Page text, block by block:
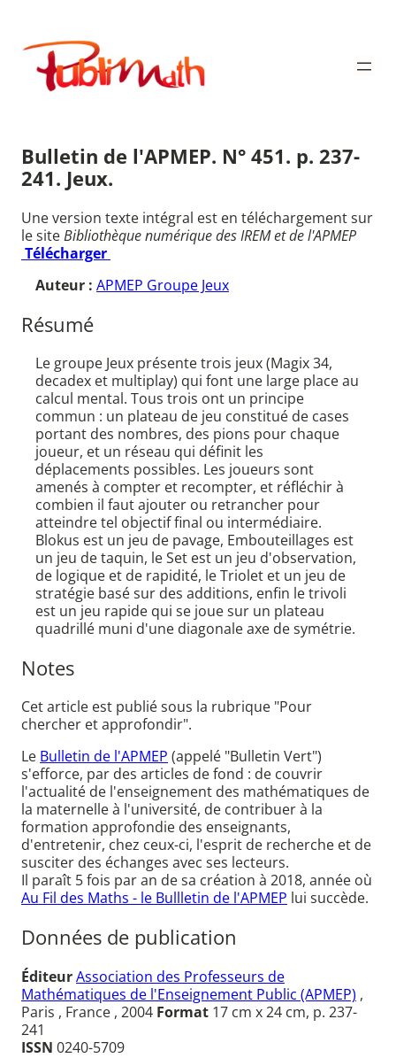
contenu
Publimath
Bulletin de l'APMEP. N° 451. p. 237-
241. Jeux.
Une version texte intégral est en téléchargement sur
le siteBibliothèque numérique des IREM et de l'APMEP
Télécharger
Auteur : APMEP Groupe Jeux
Résumé
Le groupe Jeux présente trois jeux (Magix 34,
decadex et multiplay) qui font une large place au
calcul mental. Tous trois ont un principe
commun : un plateau de jeu constitué de cases
portant des nombres, des pions pour chaque
joueur, et un réseau qui définit les
déplacements possibles. Les joueurs sont
amenés à compter et recompter, et réfléchir à
combien il faut ajouter ou retrancher pour
atteindre tel objectif final ou intermédiaire.
Blokus est un jeu de pavage, Embouteillages est
un jeu de taquin, le Set est un jeu d'observation,
de logique et de rapidité, le Triolet et un jeu de
stratégie basé sur des additions, enfin le trivoli
est un jeu rapide qui se joue sur un plateau
quadrillé muni d'une diagonale axe de symétrie.
Notes
Cet article est publié sous la rubrique "Pour
chercher et approfondir".
Le Bulletin de l'APMEP (appelé "Bulletin Vert")
s'efforce, par des articles de fond : de couvrir
l'actualité de l'enseignement des mathématiques de
la maternelle à l'université, de contribuer à la
formation approfondie des enseignants,
d'entretenir, chez ceux-ci, l'esprit de recherche et de
susciter des échanges avec ses lecteurs.
Il paraît 5 fois par an de sa création à 2018, année où
Au Fil des Maths - le Bullletin de l'APMEP lui succède.
Données de publication
ÉditeurAssociation des Professeurs de
Mathématiques de l'Enseignement Public (APMEP) ,
Paris , France , 2004 Format 17 cm x 24 cm, p. 237-
241
ISSN 0240-5709